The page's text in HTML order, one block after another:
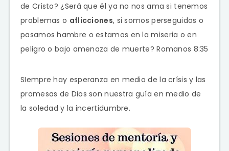
de Cristo? ¿Será que él ya no nos ama si tenemos
problemas o aflicciones, si somos perseguidos o
pasamos hambre o estamos en la miseria o en
peligro o bajo amenaza de muerte? Romanos 8:35
SIempre hay esperanza en medio de la crísis y las
promesas de Dios son nuestra guía en medio de
la soledad y la incertidumbre.